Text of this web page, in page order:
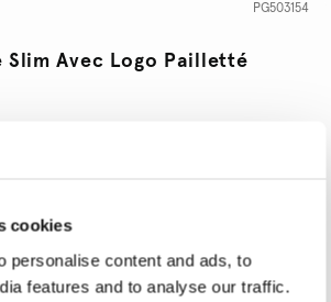
cookies
personalise content and ads, to
features and to analyse our traffic.
PG503154
Avec Logo Pailletté